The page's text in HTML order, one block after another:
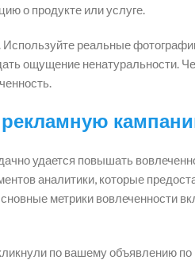
о продукте или услуге.
реальные
ощущение ненатуральности.
рекламную
удается повышать
аналитики, которые
метрики вовлеченности
по вашему объявлению по